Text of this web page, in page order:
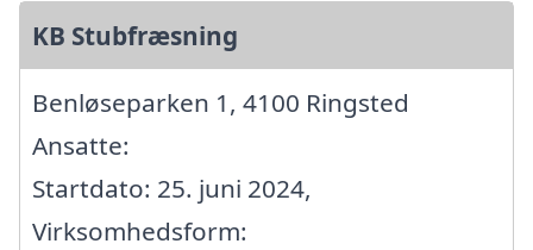
KB Stubfræsning
Benløseparken 1, 4100 Ringsted
Ansatte:
Startdato: 25. juni 2024,
Virksomhedsform: